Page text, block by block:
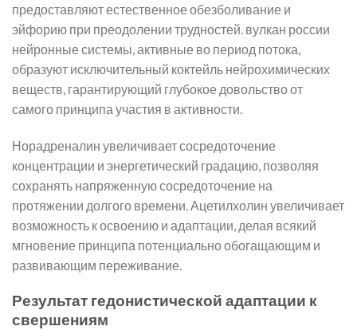
предоставляют естественное обезболивание и
эйфорию при преодолении трудностей. вулкан россии
нейронные системы, активные во период потока,
образуют исключительный коктейль нейрохимических
веществ, гарантирующий глубокое довольство от
самого принципа участия в активности.
Норадреналин увеличивает сосредоточение
концентрации и энергетический градацию, позволяя
сохранять напряженную сосредоточение на
протяжении долгого времени. Ацетилхолин увеличивает
возможность к освоению и адаптации, делая всякий
мгновение принципа потенциально обогащающим и
развивающим переживание.
Результат гедонистической адаптации к
свершениям